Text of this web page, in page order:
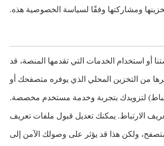
ومشاركتها وفقًا لسياسة الخصوصية هذه.
أو استخدام الخدمات التي تقدمها المنصة، قد
من التخزين المحلي الذي يوفره متصفحك أو
لتزويدك بتجربة وخدمة مستخدم مخصصة.
الارتباط. يمكنك تعديل قبول ملفات تعريف
ولكن هذا قد يؤثر على وصولك الآمن إلى